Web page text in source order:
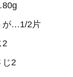
が…1/2片
2
2